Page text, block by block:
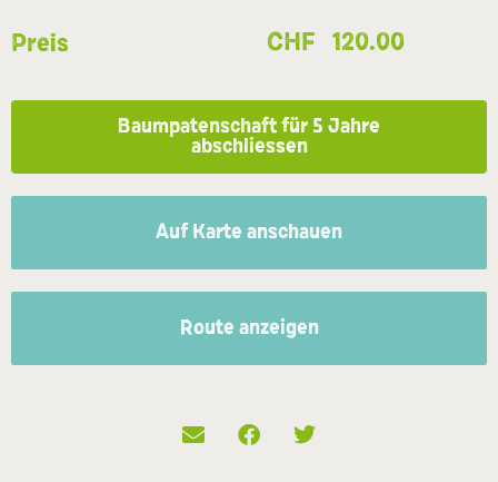
Preis CHF 120.00
Baumpatenschaft für 5 Jahre
abschliessen
Auf Karte anschauen
Route anzeigen